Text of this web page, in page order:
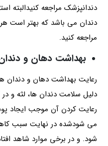
دندانپزشک مراجعه کنیدالبته
دندان می باشد که بهتر است
مراجعه کنید.
بهداشت دهان و
رعایت بهداشت دهان و دندان
دلیل سلامت دندان ها، لثه و
رعایت کردن آن موجب ایجاد
می شودشده در نهایت سبب
شود. و در برخی موارد شاهد